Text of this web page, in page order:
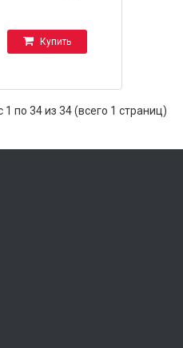
Купить
1 по 34 из 34 (всего 1 страниц)